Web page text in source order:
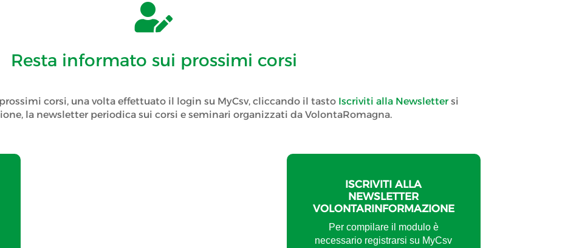

Resta informato sui prossimi corsi
corsi, una volta effettuato il login su MyCsv, cliccando il tasto Iscriviti alla Newslettersi
la newsletter periodica sui corsi e seminari organizzati da VolontaRomagna.
ISCRIVITI ALLA
NEWSLETTER
VOLONTARINFORMAZIONE
Per compilare il modulo è
necessario registrarsi su MyCsv